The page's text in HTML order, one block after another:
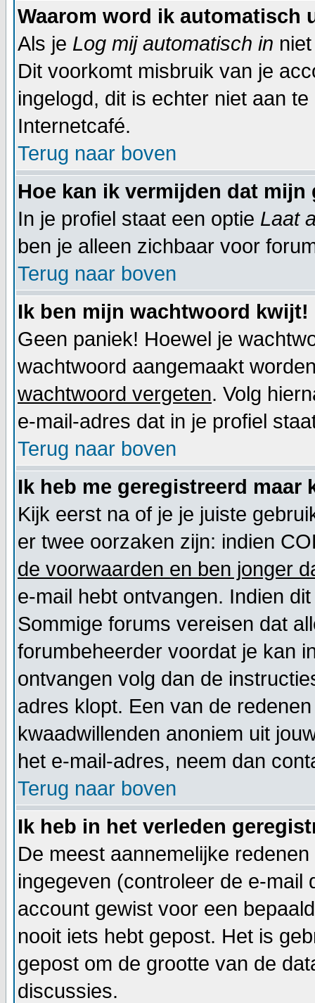
Waarom word ik automatisch
Als je Log mij automatisch in
Dit voorkomt misbruik van je
ingelogd, dit is echter niet aan
Internetcafé.
Terug naar boven
Hoe kan ik vermijden dat
In je profiel staat een optie Laat
ben je alleen zichbaar voor
Terug naar boven
Ik ben mijn wachtwoord kwijt!
Geen paniek! Hoewel je
wachtwoord aangemaakt
wachtwoord vergeten. Volg
e-mail-adres dat in je profiel
Terug naar boven
Ik heb me geregistreerd maar
Kijk eerst na of je je juiste
er twee oorzaken zijn: indien
de voorwaarden en ben jonger
e-mail hebt ontvangen. Indien
Sommige forums vereisen dat
forumbeheerder voordat je kan
ontvangen volg dan de
adres klopt. Een van de
kwaadwillenden anoniem uit
het e-mail-adres, neem dan
Terug naar boven
Ik heb in het verleden
De meest aannemelijke
ingegeven (controleer de e-mail
account gewist voor een
nooit iets hebt gepost. Het is
gepost om de grootte van de
discussies.